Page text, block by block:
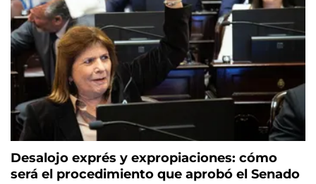
Desalojo exprés y expropiaciones: cómo
será el procedimiento que aprobó el Senado